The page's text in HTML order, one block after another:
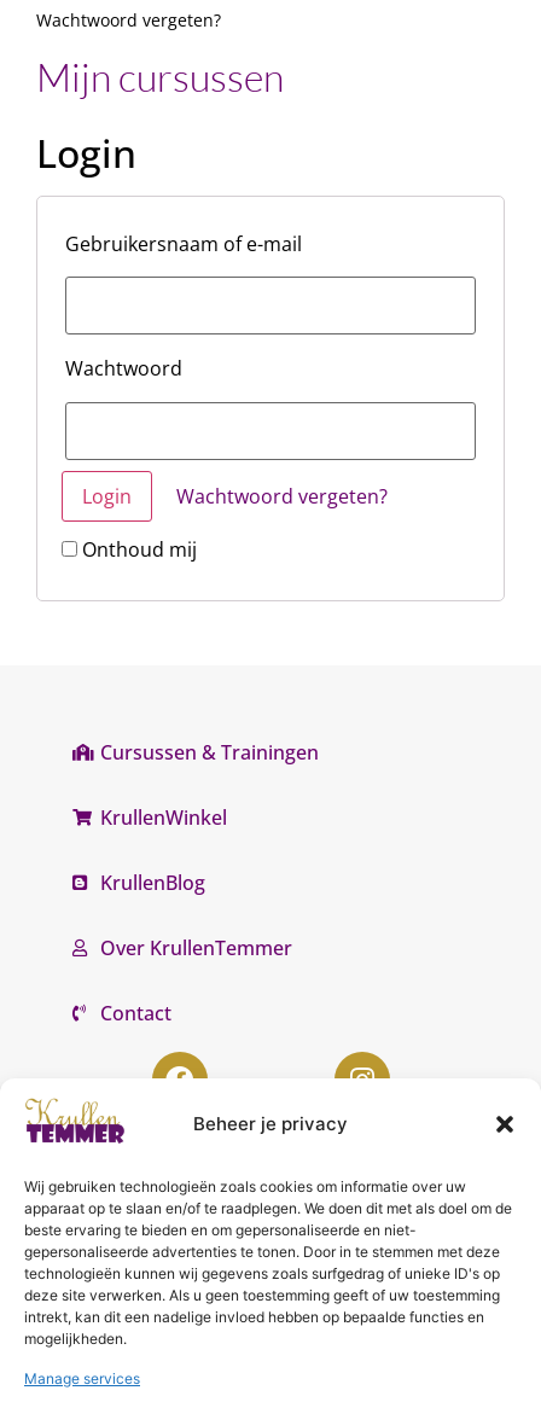
Beheer je privacy
Wij gebruiken technologieën zoals cookies om informatie over uw
apparaat op te slaan en/of te raadplegen. We doen dit met als doel om de
beste ervaring te bieden en om gepersonaliseerde en niet-
gepersonaliseerde advertenties te tonen. Door in te stemmen met deze
technologieën kunnen wij gegevens zoals surfgedrag of unieke ID's op
deze site verwerken. Als u geen toestemming geeft of uw toestemming
intrekt, kan dit een nadelige invloed hebben op bepaalde functies en
mogelijkheden.
Manage services
Wachtwoord vergeten?
Mijn cursussen
Login
Gebruikersnaam of e-mail
Wachtwoord
Wachtwoord vergeten?
Onthoud mij
Cursussen & Trainingen
KrullenWinkel
KrullenBlog
Over KrullenTemmer
Contact
KrullenTemmer Lelystad
Punter 10 02
8242 DC Lelystad
0643996868